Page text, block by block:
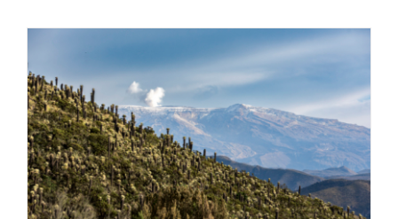
Trek et randonnée en Colombie :
les plus beaux itinéraires entre
jungle, montagnes et volcans